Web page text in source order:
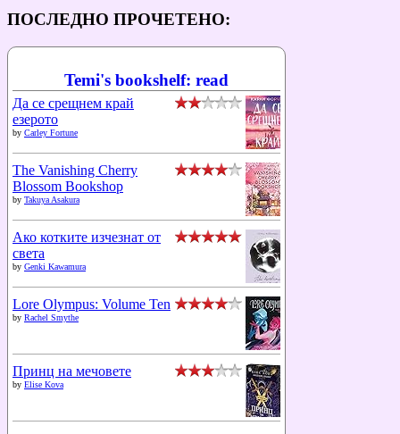
ПОСЛЕДНО ПРОЧЕТЕНО:
Temi's bookshelf: read
Да се срещнем край
езерото
by Carley Fortune
The Vanishing Cherry
Blossom Bookshop
by Takuya Asakura
Ако котките изчезнат от
света
by Genki Kawamura
Lore Olympus: Volume Ten
by Rachel Smythe
Принц на мечовете
by Elise Kova